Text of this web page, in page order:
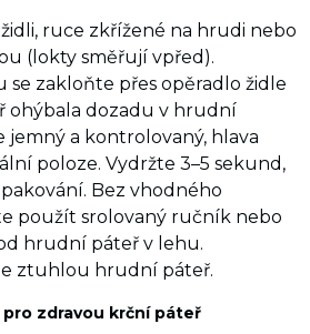
ruce zkřížené na hrudi nebo
(lokty směřují vpřed).
se zakloňte přes opěradlo židle
ohýbala dozadu v hrudní
jemný a kontrolovaný, hlava
poloze. Vydržte 3–5 sekund,
Bez vhodného
použít srolovaný ručník nebo
hrudní páteř v lehu.
ztuhlou hrudní páteř.
zdravou krční páteř